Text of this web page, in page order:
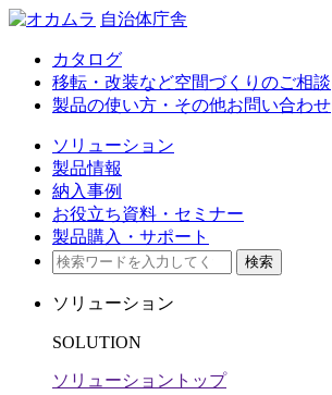
自治体庁舎
カタログ
移転・改装など空間づくりのご相談
製品の使い方・その他お問い合わせ
ソリューション
製品情報
納入事例
お役立ち資料・セミナー​
製品購入・サポート
検索
ソリューション
SOLUTION
ソリューショントップ